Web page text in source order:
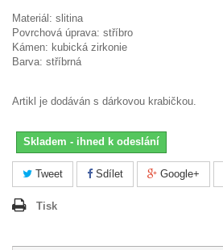
Materiál: slitina
Povrchová úprava: stříbro
Kámen: kubická zirkonie
Barva: stříbrná
Artikl je dodáván s dárkovou krabičkou.
Skladem - ihned k odeslání
Tweet Sdílet Google+
Tisk